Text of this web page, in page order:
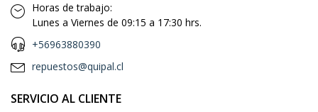
Horas de trabajo:
Lunes a Viernes de 09:15 a 17:30 hrs.
+56963880390
repuestos@quipal.cl
SERVICIO AL CLIENTE